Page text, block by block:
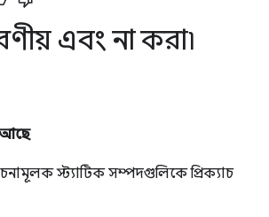
এবং না করা৷
আছে
স্ট্যাটিক সম্পদগুলিকে প্রিক্যাচ